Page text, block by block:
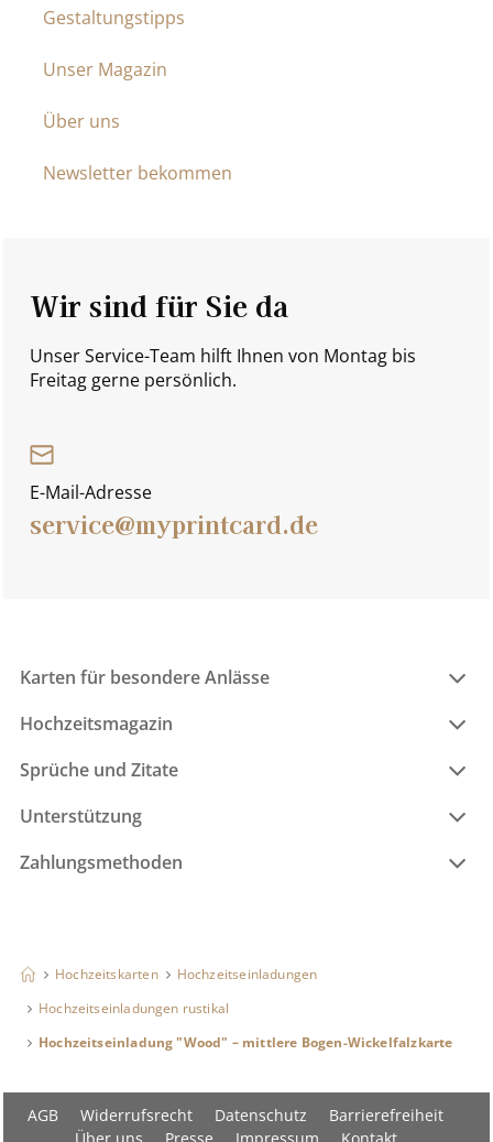
Gestaltungstipps
Unser Magazin
Über uns
Newsletter bekommen
Wir sind für Sie da
Unser Service-Team hilft Ihnen von Montag bis
Freitag gerne persönlich.
E-Mail-Adresse
service@myprintcard.de
Karten für besondere Anlässe
Hochzeitsmagazin
Sprüche und Zitate
Unterstützung
Zahlungsmethoden
Hochzeitskarten
Hochzeitseinladungen
Hochzeitseinladungen rustikal
Hochzeitseinladung "Wood" – mittlere Bogen-Wickelfalzkarte
AGB Widerrufsrecht Datenschutz
Barrierefreiheit
Über uns
Presse Impressum Kontakt